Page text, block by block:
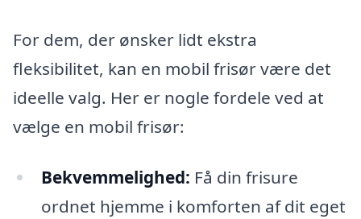
For dem, der ønsker lidt ekstra
fleksibilitet, kan en mobil frisør være det
ideelle valg. Her er nogle fordele ved at
vælge en mobil frisør:
Bekvemmelighed: Få din frisure
ordnet hjemme i komforten af dit eget